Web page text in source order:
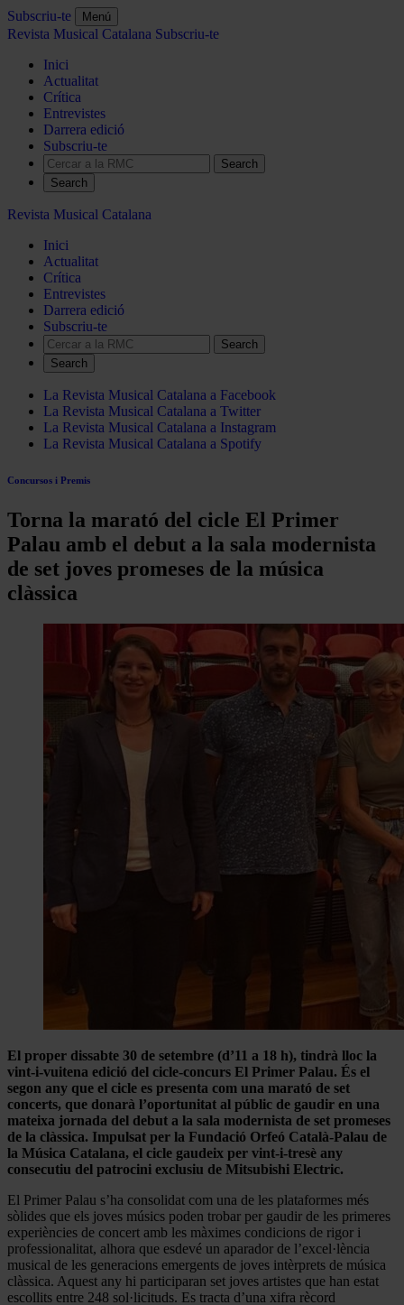
Subscriu-te Menú
Revista Musical Catalana Subscriu-te
Inici
Actualitat
Crítica
Entrevistes
Darrera edició
Subscriu-te
Search
Revista Musical Catalana
Inici
Actualitat
Crítica
Entrevistes
Darrera edició
Subscriu-te
Search
La Revista Musical Catalana a Facebook
La Revista Musical Catalana a Twitter
La Revista Musical Catalana a Instagram
La Revista Musical Catalana a Spotify
Concursos i Premis
Torna la marató del cicle El Primer
Palau amb el debut a la sala modernista
de set joves promeses de la música
clàssica
El proper dissabte 30 de setembre (d’11 a 18 h), tindrà lloc la
vint-i-vuitena edició del cicle-concurs El Primer Palau. És el
segon any que el cicle es presenta com una marató de set
concerts, que donarà l’oportunitat al públic de gaudir en una
mateixa jornada del debut a la sala modernista de set promeses
de la clàssica. Impulsat per la Fundació Orfeó Català-Palau de
la Música Catalana, el cicle gaudeix per vint-i-tresè any
consecutiu del patrocini exclusiu de Mitsubishi Electric.
El Primer Palau s’ha consolidat com una de les plataformes més
sòlides que els joves músics poden trobar per gaudir de les primeres
experiències de concert amb les màximes condicions de rigor i
professionalitat, alhora que esdevé un aparador de l’excel·lència
musical de les generacions emergents de joves intèrprets de música
clàssica. Aquest any hi participaran set joves artistes que han estat
escollits entre 248 sol·licituds. Es tracta d’una xifra rècord